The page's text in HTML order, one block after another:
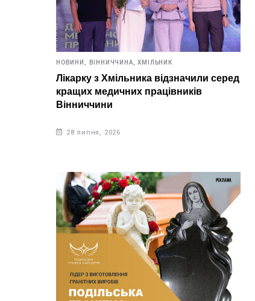
НОВИНИ, ВІННИЧЧИНА, ХМІЛЬНИК
Лікарку з Хмільника відзначили серед
кращих медичних працівників
Вінниччини
28 липня, 2026